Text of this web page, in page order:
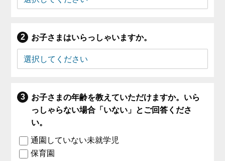
お子さまはいらっしゃいますか。
お子さまの年齢を教えていただけますか。いら
っしゃらない場合「いない」とご回答くださ
い。
通園していない未就学児
保育園